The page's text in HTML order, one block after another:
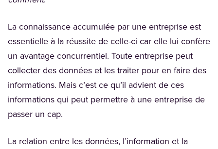
La connaissance accumulée par une entreprise est
essentielle à la réussite de celle-ci car elle lui confère
un avantage concurrentiel. Toute entreprise peut
collecter des données et les traiter pour en faire des
informations. Mais c’est ce qu’il advient de ces
informations qui peut permettre à une entreprise de
passer un cap.
La relation entre les données, l’information et la